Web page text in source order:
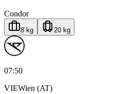
Condor
8 kg 20 kg
07:50
VIEWien (AT)